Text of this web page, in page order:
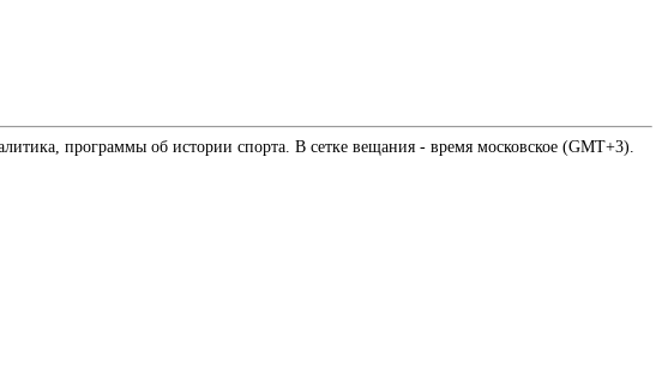
программы об истории спорта. В сетке вещания - время московское (GMT+3).